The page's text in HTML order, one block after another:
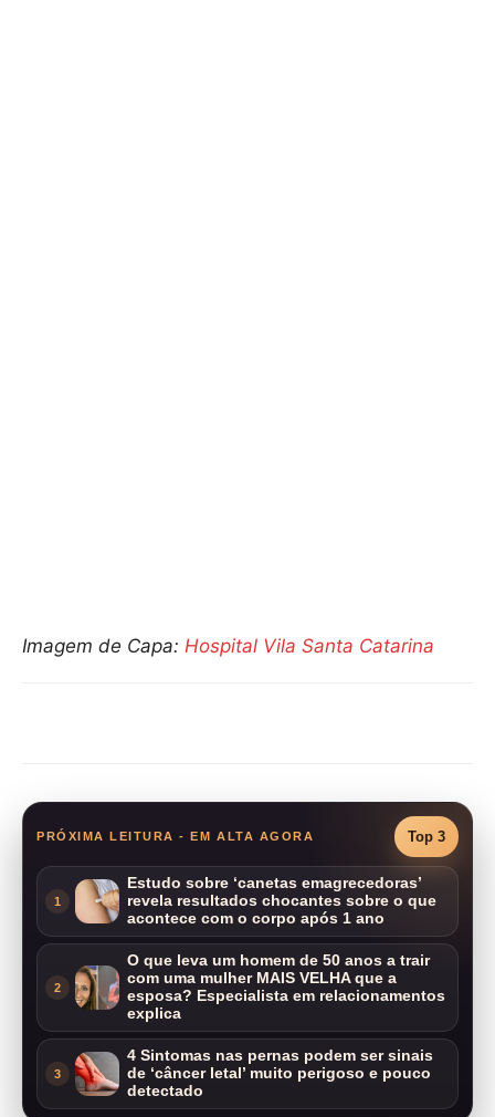
Imagem de Capa: Hospital Vila Santa Catarina
PRÓXIMA LEITURA - EM ALTA AGORA Top 3
1
Estudo sobre ‘canetas emagrecedoras’
revela resultados chocantes sobre o que
acontece com o corpo após 1 ano
2
O que leva um homem de 50 anos a trair
com uma mulher MAIS VELHA que a
esposa? Especialista em relacionamentos
explica
3
4 Sintomas nas pernas podem ser sinais
de ‘câncer letal’ muito perigoso e pouco
detectado